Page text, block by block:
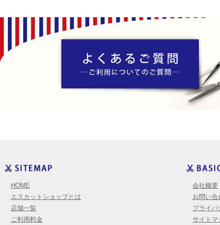
HOME
エスカットショップとは
店舗一覧
ご利用料金
会社概要
お問い合
プライバ
サイトマ